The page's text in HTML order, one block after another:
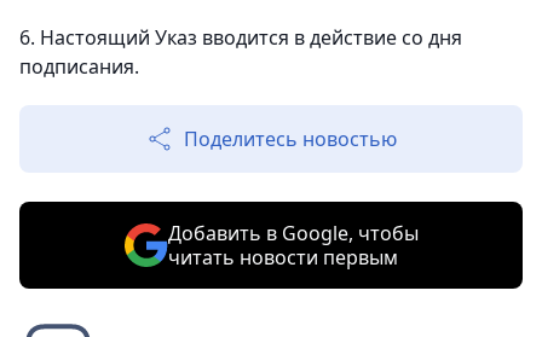
6. Настоящий Указ вводится в действие со дня
подписания.
Поделитесь новостью
Добавить в Google, чтобы
читать новости первым